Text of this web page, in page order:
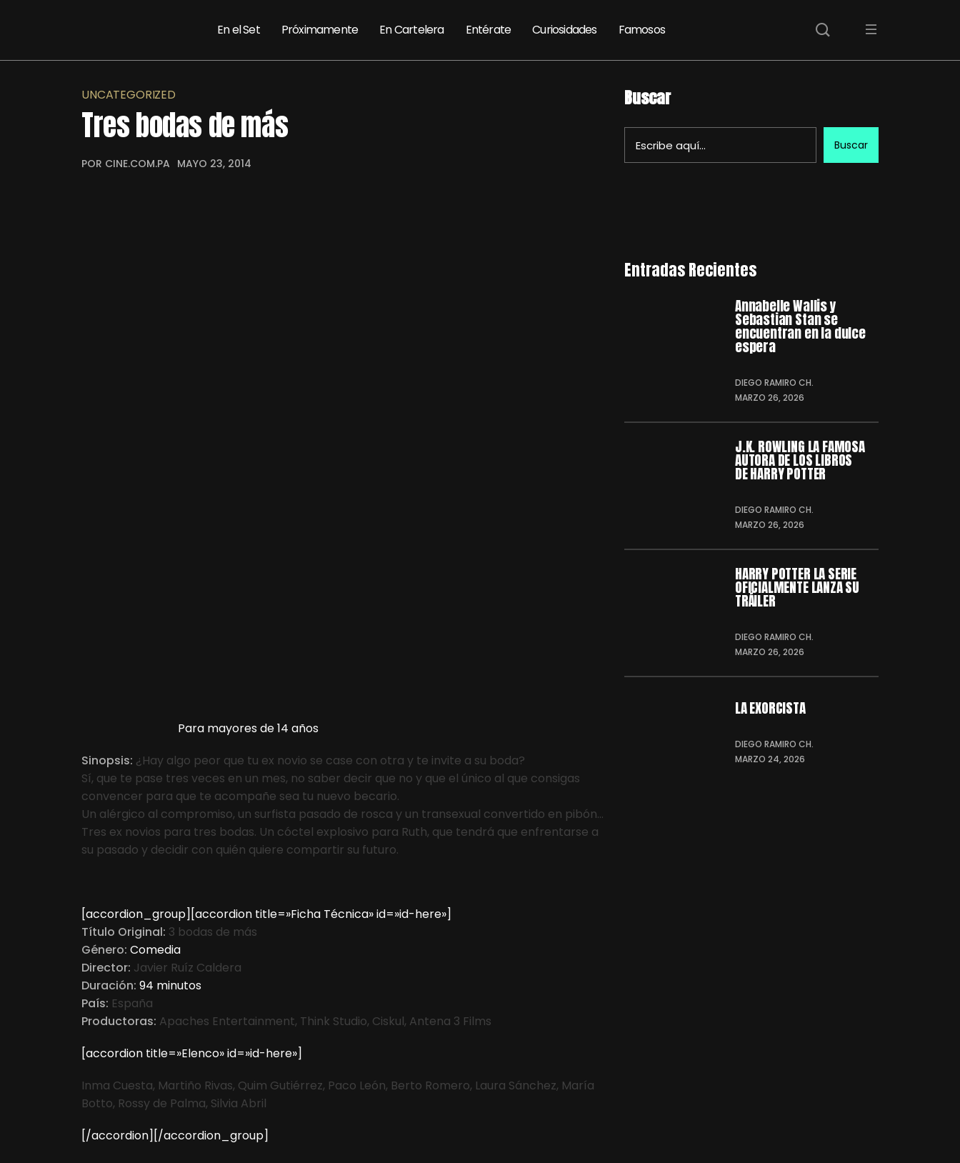
En el Set Próximamente En Cartelera Entérate Curiosidades Famosos
UNCATEGORIZED
Tres bodas de más
POR CINE.COM.PA MAYO 23, 2014
Para mayores de 14 años
Sinopsis: ¿Hay algo peor que tu ex novio se case con otra y te invite a su boda?
Sí, que te pase tres veces en un mes, no saber decir que no y que el único al que consigas
convencer para que te acompañe sea tu nuevo becario.
Un alérgico al compromiso, un surfista pasado de rosca y un transexual convertido en pibón…
Tres ex novios para tres bodas. Un cóctel explosivo para Ruth, que tendrá que enfrentarse a
su pasado y decidir con quién quiere compartir su futuro.
[accordion_group][accordion title=»Ficha Técnica» id=»id-here»]
Título Original: 3 bodas de más
Género: Comedia
Director: Javier Ruíz Caldera
Duración: 94 minutos
País: España
Productoras: Apaches Entertainment, Think Studio, Ciskul, Antena 3 Films
[accordion title=»Elenco» id=»id-here»]
Inma Cuesta, Martiño Rivas, Quim Gutiérrez, Paco León, Berto Romero, Laura Sánchez, María
Botto, Rossy de Palma, Silvia Abril
[/accordion][/accordion_group]
Buscar
Buscar
Entradas Recientes
Annabelle Wallis y
Sebastian Stan se
encuentran en la dulce
espera
DIEGO RAMIRO CH.
MARZO 26, 2026
J.K. ROWLING LA FAMOSA
AUTORA DE LOS LIBROS
DE HARRY POTTER
DIEGO RAMIRO CH.
MARZO 26, 2026
HARRY POTTER LA SERIE
OFICIALMENTE LANZA SU
TRÁILER
DIEGO RAMIRO CH.
MARZO 26, 2026
LA EXORCISTA
DIEGO RAMIRO CH.
MARZO 24, 2026